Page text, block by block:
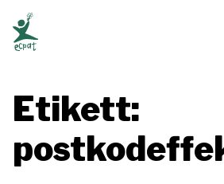
ECPAT Sverige
Etikett: